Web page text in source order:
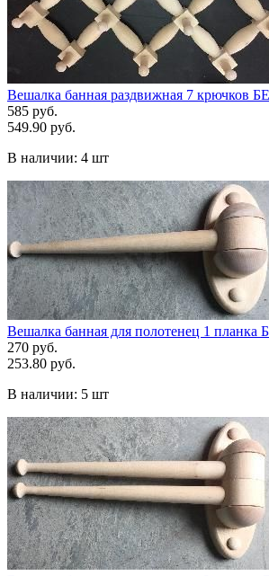
Вешалка банная раздвижная 7 крючков
585 руб.
549.90 руб.
В наличии: 4 шт
Вешалка банная для полотенец 1 планка
270 руб.
253.80 руб.
В наличии: 5 шт